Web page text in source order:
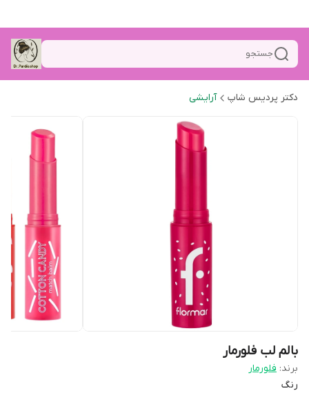
جستجو
دکتر پردیس شاپ آرایشی
بالم لب فلورمار
برند: فلورمار
رنگ